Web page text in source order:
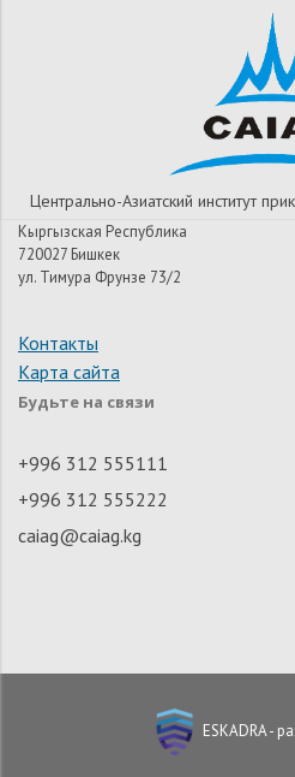
Центрально-Азиатский институт
Кыргызская Республика
720027 Бишкек
ул. Тимура Фрунзе 73/2
Контакты
Карта сайта
Будьте на связи
+996 312 555111
+996 312 555222
caiag@caiag.kg
ESKADRA -